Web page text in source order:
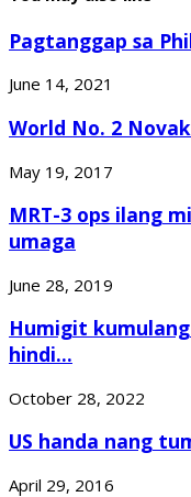
Pagtanggap sa
June 14, 2021
World No. 2
May 19, 2017
MRT-3 ops ilang
umaga
June 28, 2019
Humigit
hindi...
October 28, 2022
US handa nang
April 29, 2016